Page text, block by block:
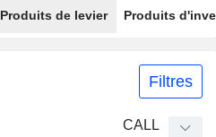
Produits de levier Produits
Filtres
CALL